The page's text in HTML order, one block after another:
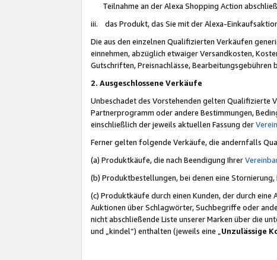
Teilnahme an der Alexa Shopping Action
iii. das Produkt, das Sie mit der Alexa-
Die aus den einzelnen Qualifizierten Verkäufen
einnehmen, abzüglich etwaiger Versandkosten,
Gutschriften, Preisnachlässe,
2. Ausgeschlossene Verkäufe
Unbeschadet des Vorstehenden gelten Qualifizierte
Partnerprogramm oder andere Bestimmungen,
einschließlich der jeweils aktuellen Fassung der
Ferner gelten folgende Verkäufe, die andernfalls
(a) Produktkäufe, die nach Beendigung Ihrer
(b) Produktbestellungen, bei denen eine
(c) Produktkäufe durch einen Kunden, der durch
Auktionen über Schlagwörter, Suchbegriffe oder
nicht abschließende Liste unserer Marken über die
und „kindel“) enthalten (jeweils eine „ Unzulässige